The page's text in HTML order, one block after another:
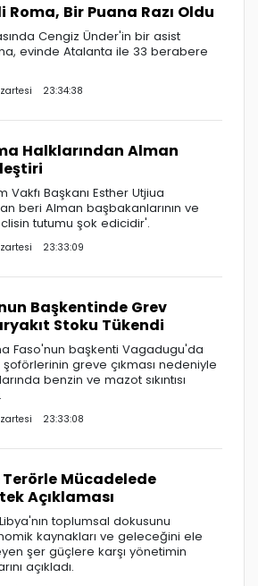
Roma, Bir Puana Razı Oldu
Cengiz Ünder'in bir asist
evinde Atalanta ile 33 berabere
23:34:38
Halklarından Alman
Vakfı Başkanı Esther Utjiua
beri Alman başbakanlarının ve
tutumu şok edicidir'.
23:33:09
Başkentinde Grev
Stoku Tükendi
Faso'nun başkenti Vagadugu'da
greve çıkması nedeniyle
benzin ve mazot sıkıntısı
23:33:08
Mücadelede
Açıklaması
toplumsal dokusunu
kaynakları ve geleceğini ele
şer güçlere karşı yönetimin
açıkladı.